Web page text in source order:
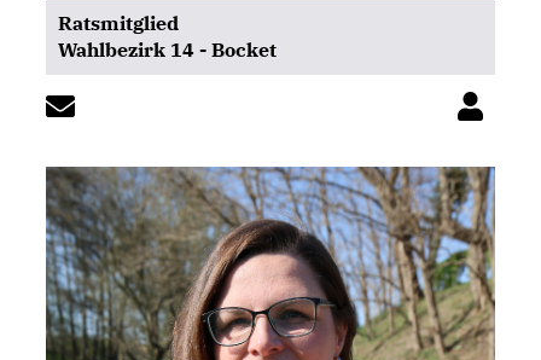
Ratsmitglied
Wahlbezirk 14 - Bocket